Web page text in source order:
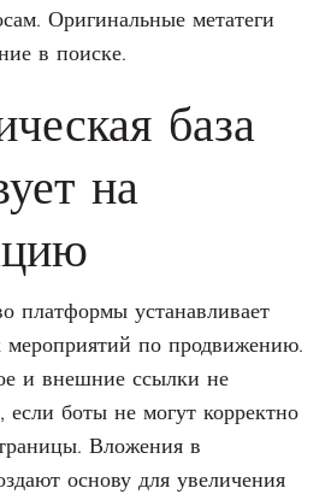
Оригинальные метатеги
в поиске.
база
на
платформы устанавливает
мероприятий по продвижению.
и внешние ссылки не
если боты не могут корректно
Вложения в
основу для увеличения